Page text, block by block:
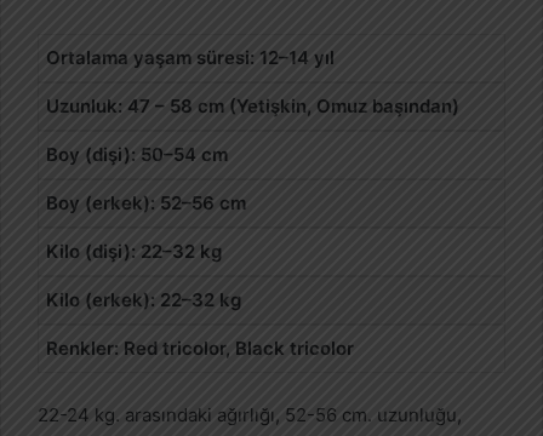
Ortalama yaşam süresi: 12–14 yıl
Uzunluk: 47 – 58 cm (Yetişkin, Omuz başından)
Boy (dişi): 50–54 cm
Boy (erkek): 52–56 cm
Kilo (dişi): 22–32 kg
Kilo (erkek): 22–32 kg
Renkler: Red tricolor, Black tricolor
22-24 kg. arasındaki ağırlığı, 52-56 cm. uzunluğu,